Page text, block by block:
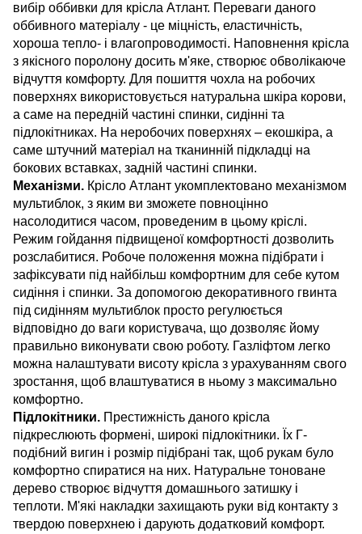
вибір оббивки для крісла Атлант. Переваги даного
оббивного матеріалу - це міцність, еластичність,
хороша тепло- і влагопроводимості. Наповнення крісла
з якісного поролону досить м'яке, створює обволікаюче
відчуття комфорту. Для пошиття чохла на робочих
поверхнях використовується натуральна шкіра корови,
а саме на передній частині спинки, сидінні та
підлокітниках. На неробочих поверхнях – екошкіра, а
саме штучний матеріал на тканинній підкладці на
бокових вставках, задній частині спинки.
Механізми. Крісло Атлант укомплектовано механізмом
мультиблок, з яким ви зможете повноцінно
насолодитися часом, проведеним в цьому кріслі.
Режим гойдання підвищеної комфортності дозволить
розслабитися. Робоче положення можна підібрати і
зафіксувати під найбільш комфортним для себе кутом
сидіння і спинки. За допомогою декоративного гвинта
під сидінням мультиблок просто регулюється
відповідно до ваги користувача, що дозволяє йому
правильно виконувати свою роботу. Газліфтом легко
можна налаштувати висоту крісла з урахуванням свого
зростання, щоб влаштуватися в ньому з максимально
комфортно.
Підлокітники. Престижність даного крісла
підкреслюють формені, широкі підлокітники. Їх Г-
подібний вигин і розмір підібрані так, щоб рукам було
комфортно спиратися на них. Натуральне тоноване
дерево створює відчуття домашнього затишку і
теплоти. М'які накладки захищають руки від контакту з
твердою поверхнею і дарують додатковий комфорт.